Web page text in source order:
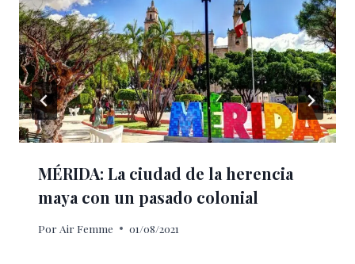
MÉRIDA: La ciudad de la herencia
maya con un pasado colonial
Por Air Femme 01/08/2021